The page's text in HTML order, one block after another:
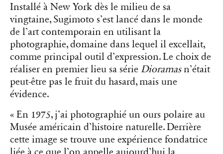
Installé à New York dès le milieu de sa
vingtaine, Sugimoto s’est lancé dans le monde
de l’art contemporain en utilisant la
photographie, domaine dans lequel il excellait,
comme principal outil d’expression. Le choix de
réaliser en premier lieu sa série Dioramasn’était
peut-être pas le fruit du hasard, mais une
évidence.
« En 1975, j’ai photographié un ours polaire au
Musée américain d’histoire naturelle. Derrière
cette image se trouve une expérience fondatrice